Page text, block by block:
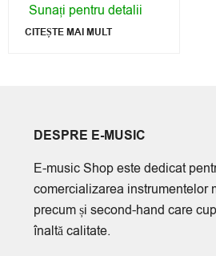
Sunați pentru detalii
CITEȘTE MAI MULT
DESPRE E-MUSIC
E-music Shop este dedicat
comercializarea instrumentelor
precum și second-hand care
înaltă calitate.